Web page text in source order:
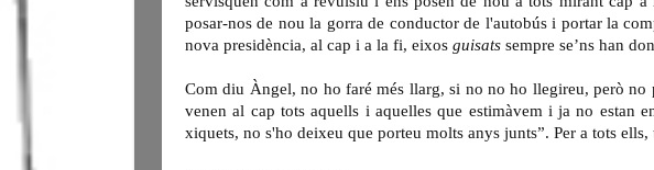
posar-nos de nou la gorra de conductor de l'autobús i portar la
nova presidència, al cap i a la fi, eixos guisats sempre se’ns han
Com diu Àngel, no ho faré més llarg, si no no ho llegireu, però no
venen al cap tots aquells i aquelles que estimàvem i ja no estan
xiquets, no s'ho deixeu que porteu molts anys junts”. Per a tots